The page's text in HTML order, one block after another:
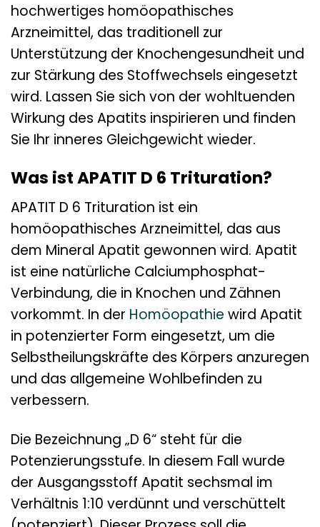
hochwertiges homöopathisches
Arzneimittel, das traditionell zur
Unterstützung der Knochengesundheit und
zur Stärkung des Stoffwechsels eingesetzt
wird. Lassen Sie sich von der wohltuenden
Wirkung des Apatits inspirieren und finden
Sie Ihr inneres Gleichgewicht wieder.
Was ist APATIT D 6 Trituration?
APATIT D 6 Trituration ist ein
homöopathisches Arzneimittel, das aus
dem Mineral Apatit gewonnen wird. Apatit
ist eine natürliche Calciumphosphat-
Verbindung, die in Knochen und Zähnen
vorkommt. In der Homöopathie wird Apatit
in potenzierter Form eingesetzt, um die
Selbstheilungskräfte des Körpers anzuregen
und das allgemeine Wohlbefinden zu
verbessern.
Die Bezeichnung „D 6“ steht für die
Potenzierungsstufe. In diesem Fall wurde
der Ausgangsstoff Apatit sechsmal im
Verhältnis 1:10 verdünnt und verschüttelt